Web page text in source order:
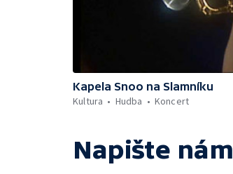
Kapela Snoo na Slamníku
Kultura
Hudba Koncert
Napište nám